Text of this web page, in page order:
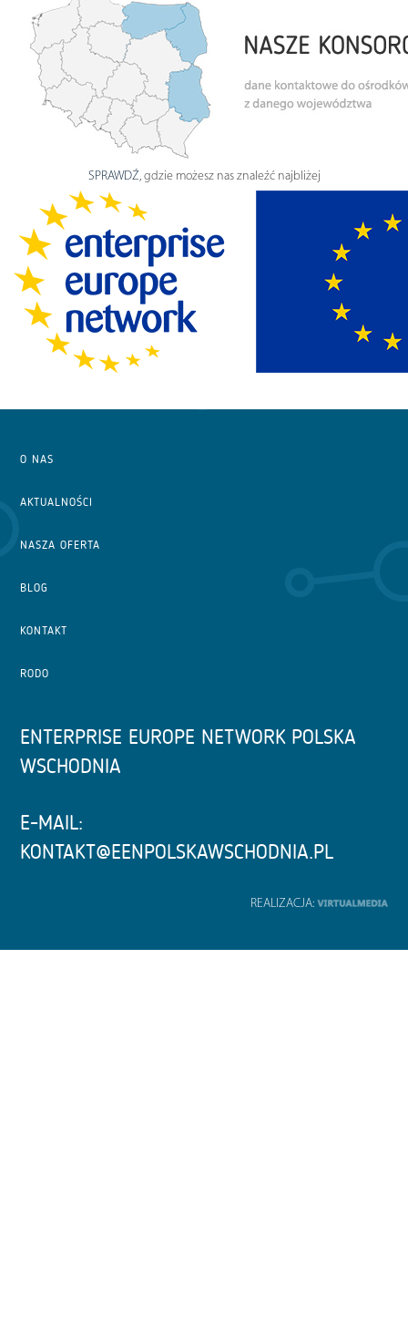
SPRAWDŹ, gdzie możesz nas znaleźć najbliżej
O NAS
AKTUALNOŚCI
NASZA OFERTA
BLOG
KONTAKT
RODO
ENTERPRISE EUROPE NETWORK POLSKA
WSCHODNIA
E-MAIL:
KONTAKT@EENPOLSKAWSCHODNIA.PL
REALIZACJA: